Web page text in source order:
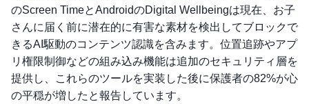
のScreen TimeとAndroidのDigital Wellbeingは現在、お子
さんに届く前に潜在的に有害な素材を検出してブロックで
きるAI駆動のコンテンツ認識を含みます。位置追跡やアプ
リ権限制御などの組み込み機能は追加のセキュリティ層を
提供し、これらのツールを実装した後に保護者の82%が心
の平穏が増したと報告しています。